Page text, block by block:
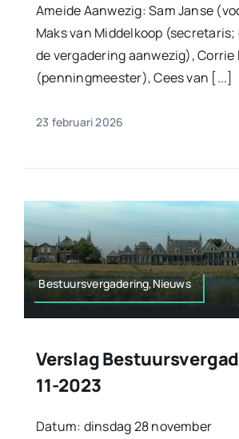
Ameide Aanwezig: Sam Janse
Maks van Middelkoop (secretaris;
de vergadering aanwezig), Corrie
(penningmeester), Cees van [...]
23 februari 2026
Bestuursvergadering,Nieuws
Verslag
11-2023
Datum: dinsdag 28 november